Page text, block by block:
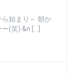
始まり～ 朝か
(笑) &n […]